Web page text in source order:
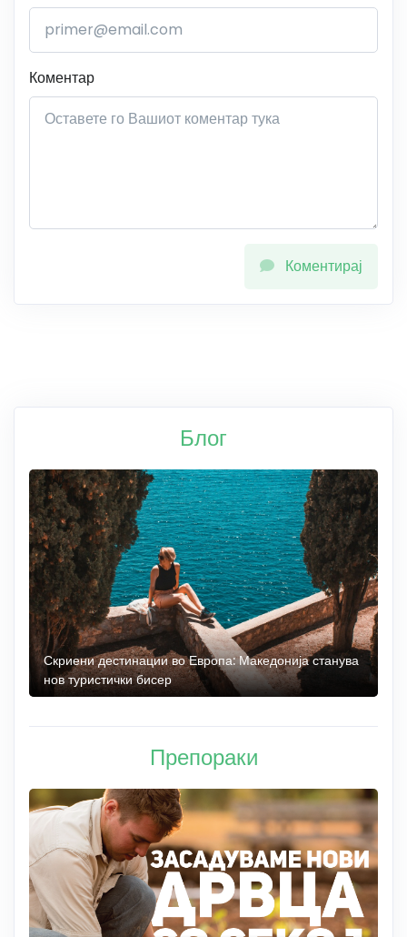
Коментар
Коментирај
Блог
Скриени дестинации во Европа: Македонија станува
нов туристички бисер
Препораки